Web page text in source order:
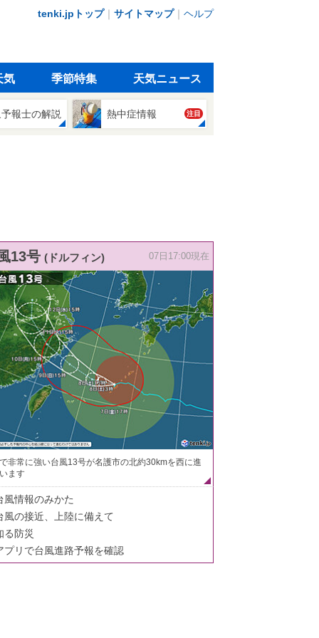
tenki.jpトップ｜ サイトマップ｜ ヘルプ
気 季節特集 天気ニュース
報士の解説 熱中症情報 注目
13号 (ドルフィン) 07日17:00現在
非常に強い台風13号が名護市の北約30kmを西に進
ます
風情報のみかた
風の接近、上陸に備えて
る防災
プリで台風進路予報を確認